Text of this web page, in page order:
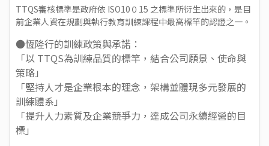
TTQS審核標準是政府依 ISO10０15 之標準所衍生出來的，是目
前企業人資在規劃與執行教育訓練課程中最高標竿的認證之一。
●恆隆行的訓練政策與承諾：
「以 TTQS為訓練品質的標竿，結合公司願景、使命與
策略」
「堅持人才是企業根本的理念，架構並體現多元發展的
訓練體系」
「提升人力素質及企業競爭力，達成公司永續經營的目
標」